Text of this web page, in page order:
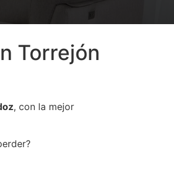
Torrejón
, con la mejor